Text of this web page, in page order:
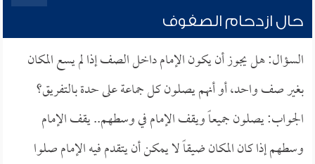
حال ازدحام الصفوف
السؤال: هل يجوز أن يكون الإمام داخل الصف إذا لم يسع المكان
بغير صف واحد، أو أنهم يصلون كل جماعة على حدة بالتفريق؟
الجواب: يصلون جميعاً ويقف الإمام في وسطهم.. يقف الإمام
وسطهم إذا كان المكان ضيقاً لا يمكن أن يتقدم فيه الإمام صلوا